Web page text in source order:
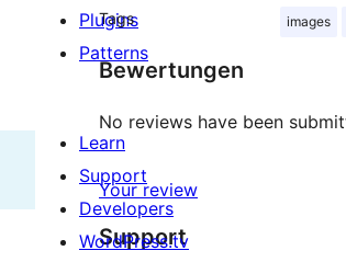
Tags images
Bewertungen
No reviews have been
Your review
Support
Plugins
Patterns
Learn
Support
Developers
WordPress.tv